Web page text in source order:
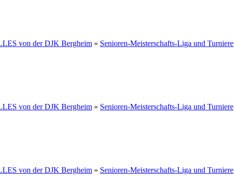
von der DJK Bergheim » Senioren-Meisterschafts-Liga und Turniere
von der DJK Bergheim » Senioren-Meisterschafts-Liga und Turniere
von der DJK Bergheim » Senioren-Meisterschafts-Liga und Turniere